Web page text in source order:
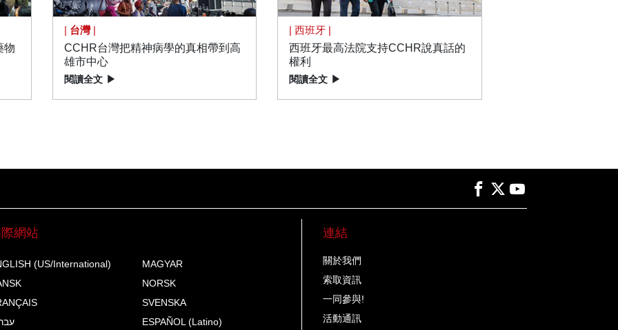
物
| 台灣|
CCHR台灣把精神病學的真相帶到高
雄市中心
閱讀全文 ▶
| 西班牙 |
西班牙最高法院支持CCHR說真話的
權利
閱讀全文 ▶
網站
(US/International)
MAGYAR
NORSK
SVENSKA
ESPAÑOL (Latino)
連結
關於我們
索取資訊
一同參與!
活動通訊